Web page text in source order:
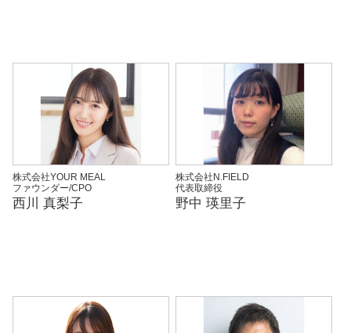
株式会社YOUR MEAL
ファウンダー/CPO
西川 真梨子
株式会社N.FIELD
代表取締役
野中 瑛里子